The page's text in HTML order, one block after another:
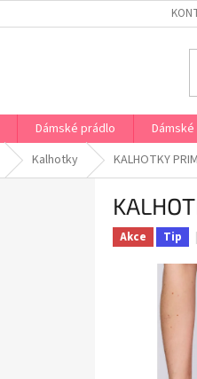
Dámské prádlo
Kalhotky KALHOTKY
Akce Tip